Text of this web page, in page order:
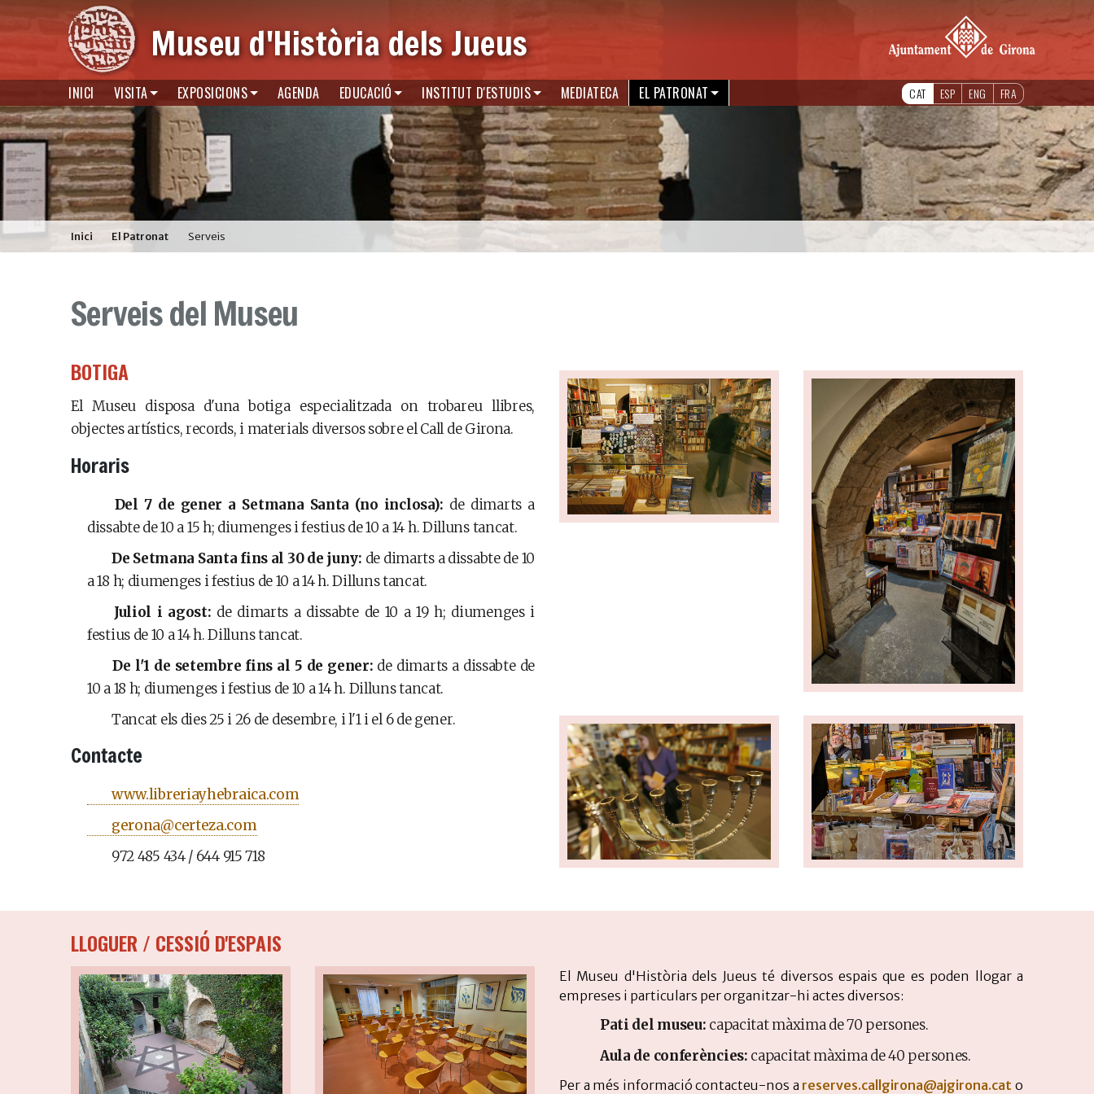
Museu d'Història dels Jueus
INICI VISITA EXPOSICIONS AGENDA EDUCACIÓ INSTITUT D'ESTUDIS MEDIATECA EL PATRONAT CAT ESP ENG FRA
Inici El Patronat Serveis
Serveis del Museu
BOTIGA
El Museu disposa d'una botiga especialitzada on trobareu llibres,
objectes artístics, records, i materials diversos sobre el Call de Girona.
Horaris
Del 7 de gener a Setmana Santa (no inclosa): de dimarts a
dissabte de 10 a 15 h; diumenges i festius de 10 a 14 h. Dilluns tancat.
De Setmana Santa fins al 30 de juny: de dimarts a dissabte de 10
a 18 h; diumenges i festius de 10 a 14 h. Dilluns tancat.
Juliol i agost: de dimarts a dissabte de 10 a 19 h; diumenges i
festius de 10 a 14 h. Dilluns tancat.
De l'1 de setembre fins al 5 de gener: de dimarts a dissabte de
10 a 18 h; diumenges i festius de 10 a 14 h. Dilluns tancat.
Tancat els dies 25 i 26 de desembre, i l'1 i el 6 de gener.
Contacte
www.libreriayhebraica.com
gerona@certeza.com
972 485 434 / 644 915 718
LLOGUER / CESSIÓ D'ESPAIS
El Museu d'Història dels Jueus té diversos espais que es poden llogar a
empreses i particulars per organitzar-hi actes diversos:
Pati del museu: capacitat màxima de 70 persones.
Aula de conferències: capacitat màxima de 40 persones.
Per a més informació contacteu-nos a reserves.callgirona@ajgirona.cat o